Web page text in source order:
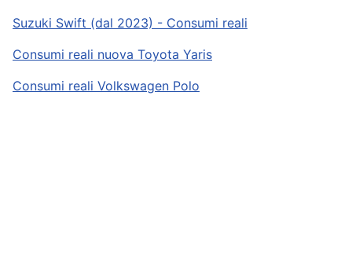
Suzuki Swift (dal 2023) - Consumi reali
Consumi reali nuova Toyota Yaris
Consumi reali Volkswagen Polo